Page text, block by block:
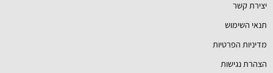
יצירת קשר
תנאי השימוש
מדיניות הפרטיות
הצהרת נגישות